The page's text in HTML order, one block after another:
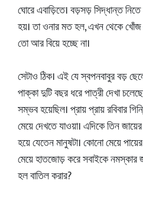
ঘোরে এবাড়িতে। বড়সড় সিদ্ধান্ত
হয়। তা ওনার মত হল, এখন থেকে খোঁজ
তো আর বিয়ে হচ্ছে না।
সেটাও ঠিক। এই যে স্বপনবাবুর বড়
পাক্কা দুটি বছর ধরে পাত্রী দেখা
সম্ভব হয়েছিল। প্রায় প্রায় রবিবার
মেয়ে দেখতে যাওয়া। এদিকে তিন
হয়ে যেতেন মানুষটা। কোনো মেয়ে
মেয়ে হাতজোড় করে সবাইকে নমস্কার
হল বাতিল করার?